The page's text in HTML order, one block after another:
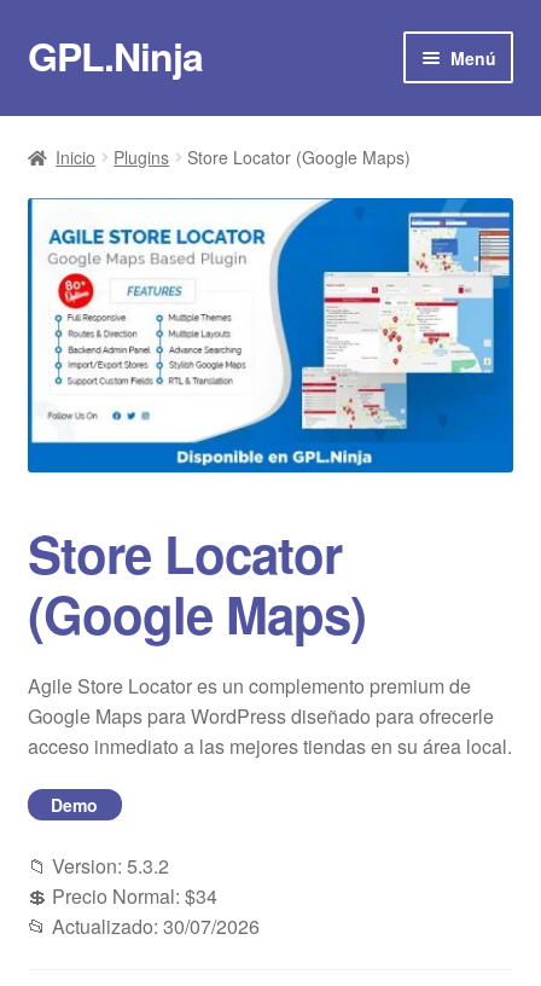
Ir
a
Ir
al
GPL.Ninja Menú
Suscribirse por 8€/mes
Plugins
Temas
Scripts
Plantillas
Blog
Mi cuenta
Inicio Plugins Store Locator (Google Maps)
Store Locator
(Google Maps)
Agile Store Locator es un complemento premium de
Google Maps para WordPress diseñado para ofrecerle
acceso inmediato a las mejores tiendas en su área local.
Demo
📁 Version: 5.3.2
💲 Precio Normal: $34
📂 Actualizado: 30/07/2026